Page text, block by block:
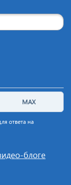
MAX
ответа на
блоге